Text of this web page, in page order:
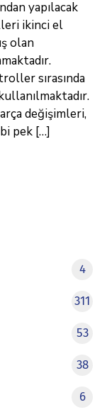
yapılacak
ikinci el
olan
sırasında
değişimleri,
pek […]
4
311
53
38
6